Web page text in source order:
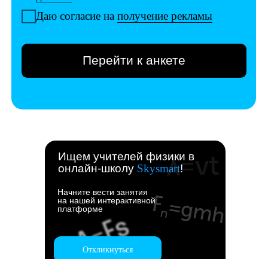
Ищем учителей физики в
онлайн-школу Skysmart!
Начните вести занятия
на нашей интерактивной
платформе
Откликнуться